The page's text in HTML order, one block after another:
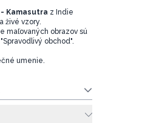
Kamasutra z Indie
živé vzory.
maľovaných obrazov sú
obchod".
umenie.